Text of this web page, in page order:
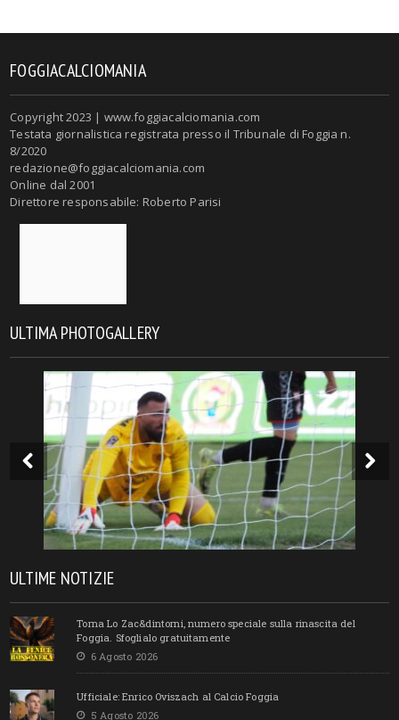
FOGGIACALCIOMANIA
Copyright 2023 | www.foggiacalciomania.com
Testata giornalistica registrata presso il Tribunale di Foggia n.
8/2020
redazione@foggiacalciomania.com
Online dal 2001
Direttore responsabile: Roberto Parisi
ULTIMA PHOTOGALLERY
ULTIME NOTIZIE
Torna Lo Zac&dintorni, numero speciale sulla rinascita del
Foggia. Sfoglialo gratuitamente
6 Agosto 2026
Ufficiale: Enrico Oviszach al Calcio Foggia
5 Agosto 2026